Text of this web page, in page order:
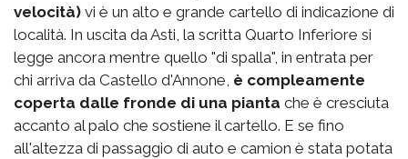
velocità) vi è un alto e grande cartello di indicazione di
località. In uscita da Asti, la scritta Quarto Inferiore si
legge ancora mentre quello "di spalla", in entrata per
chi arriva da Castello d'Annone, è compleamente
coperta dalle fronde di una pianta che è cresciuta
accanto al palo che sostiene il cartello. E se fino
all'altezza di passaggio di auto e camion è stata potata